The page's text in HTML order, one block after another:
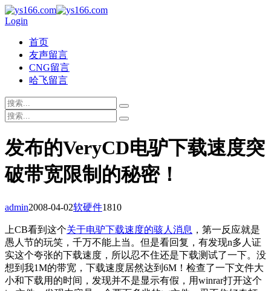
Login
首页
友声留言
CNG留言
哈飞留言
发布的VeryCD电驴下载速度突
破带宽限制的秘密！
admin2008-04-02软硬件1810
上CB看到这个关于电驴下载速度的骇人消息 ，第一反应就是
愚人节的玩笑，千万不能上当。但是看回复，有发现n多人证
实这个夸张的下载速度，所以忍不住还是下载测试了一下。没
想到我1M的带宽，下载速度居然达到6M！检查了一下文件大
小和下载用的时间，发现并不是显示有假，用winrar打开这个